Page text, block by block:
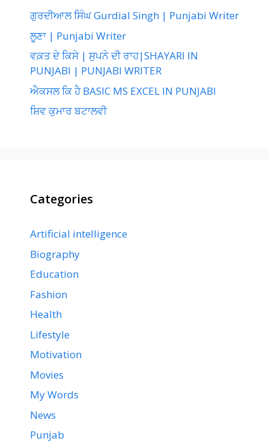
ਗੁਰਦੀਆਲ ਸਿੰਘ Gurdial Singh | Punjabi Writer
ਲੂਣਾ | Punjabi Writer
ਵਕ਼ਤ ਦੇ ਕਿਸੇ | ਸੁਪਨੇ ਦੀ ਰਾਹ|SHAYARI IN
PUNJABI | PUNJABI WRITER
ਐਕਸਲ ਕਿ ਹੈ BASIC MS EXCEL IN PUNJABI
ਸ਼ਿਵ ਕੁਮਾਰ ਬਟਾਲਵੀ
Categories
Artificial intelligence
Biography
Education
Fashion
Health
Lifestyle
Motivation
Movies
My Words
News
Punjab